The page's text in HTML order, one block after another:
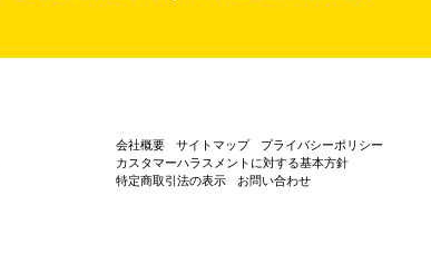
会社概要 サイトマップ
プライバシーポリシー
カスタマーハラスメントに対する基本方針
特定商取引法の表示
お問い合わせ